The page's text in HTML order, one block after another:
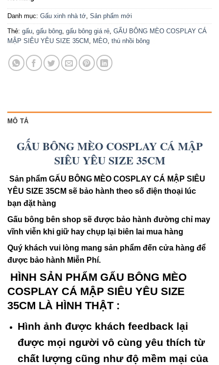
Danh mục: Gấu xinh nhà tớ Sản phẩm mới
Thẻ: gấu gấu bông gấu bông giá rẻ GẤU BÔNG MÈO COSPLAY CÁ
MẬP SIÊU YÊU SIZE 35CM
MÈO thú nhồi bông
MÔ TẢ
GẤU BÔNG MÈO COSPLAY CÁ MẬP
SIÊU YÊU SIZE 35CM
Sản phẩm GẤU BÔNG MÈO COSPLAY CÁ MẬP SIÊU
YÊU SIZE 35CM sẽ bảo hành theo số điện thoại lúc
bạn đặt hàng
Gấu bông bên shop sẽ được bảo hành đường chỉ may
vĩnh viễn khi giữ hay chụp lại biên lai mua hàng
Quý khách vui lòng mang sản phẩm đến cửa hàng để
được bảo hành Miễn Phí.
HÌNH SẢN PHẨM GẤU BÔNG MÈO
COSPLAY CÁ MẬP SIÊU YÊU SIZE
35CM LÀ HÌNH THẬT :
Hình ảnh được khách feedback lại
được mọi người vô cùng yêu thích từ
chất lượng cũng như độ mềm mại của